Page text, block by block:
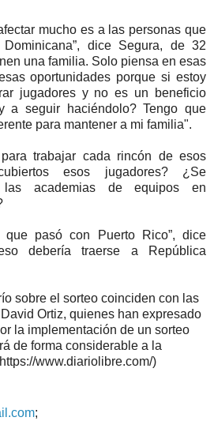
mucho es a las personas que
dice Segura, de 32
una familia. Solo piensa en esas
oportunidades porque si estoy
jugadores y no es un beneficio
a seguir haciéndolo? Tengo que
para mantener a mi familia".
trabajar cada rincón de esos
esos jugadores? ¿Se
las academias de equipos en
pasó con Puerto Rico”, dice
debería traerse a República
sobre el sorteo coinciden con las
Ortiz, quienes han expresado
la implementación de un sorteo
de forma considerable a la
www.diariolibre.com/)
;